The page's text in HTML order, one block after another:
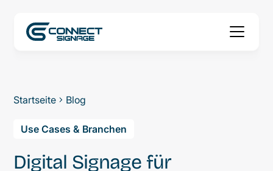
Startseite Blog
Use Cases & Branchen
Digital Signage für